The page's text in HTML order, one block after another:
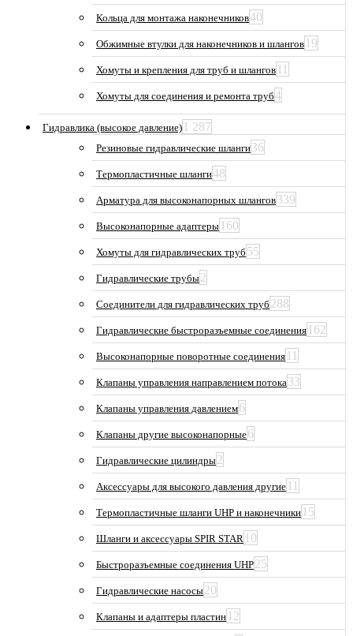
Кольца для монтажа наконечников40
Обжимные втулки для наконечников и шлангов 19
Хомуты и крепления для труб и шлангов 11
Хомуты для соединения и ремонта труб4
Гидравлика (высокое давление) 1 287
Резиновые гидравлические шланги36
Термопластичные шланги48
Арматура для высоконапорных шлангов339
Высоконапорные адаптеры 160
Хомуты для гидравлических труб 55
Гидравлические трубы2
Соединители для гидравлических труб 288
Гидравлические быстроразъемные соединения 162
Высоконапорные поворотные соединения 11
Клапаны управления направлением потока33
Клапаны управления давлением6
Клапаны другие высоконапорные6
Гидравлические цилиндры2
Аксессуары для высокого давления другие 11
Термопластичные шланги UHP и наконечники 15
Шланги и аксессуары SPIR STAR 10
Быстроразъемные соединения UHP25
Гидравлические насосы20
Клапаны и адаптеры пластин 12